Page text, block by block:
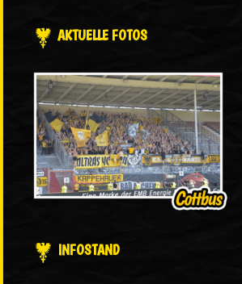
AKTUELLE FOTOS
INFOSTAND